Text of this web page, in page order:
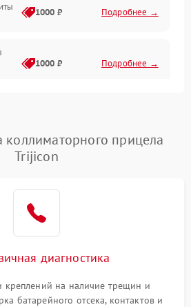
1000 ₽ Подробнее →
1000 ₽ Подробнее →
1000 ₽
прицела
Trijicon
диагностика
креплений на наличие трещин и
батарейного отсека, контактов и